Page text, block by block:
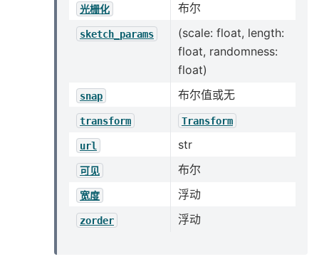
光栅化 布尔
sketch_params
(scale: float, length:
float, randomness:
float)
snap 布尔值或无
transform Transform
url str
可见 布尔
宽度 浮动
zorder 浮动